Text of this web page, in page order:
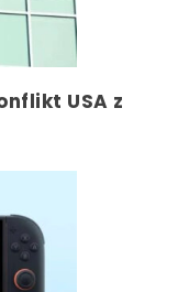
USA z